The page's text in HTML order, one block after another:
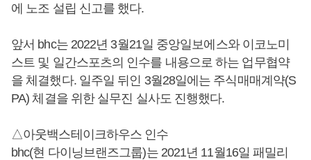
에 노조 설립 신고를 했다.
앞서 bhc는 2022년 3월21일 중앙일보에스와 이코노미
스트 및 일간스포츠의 인수를 내용으로 하는 업무협약
을 체결했다. 일주일 뒤인 3월28일에는 주식매매계약(S
PA) 체결을 위한 실무진 실사도 진행했다.
△아웃백스테이크하우스 인수
bhc(현 다이닝브랜즈그룹)는 2021년 11월16일 패밀리